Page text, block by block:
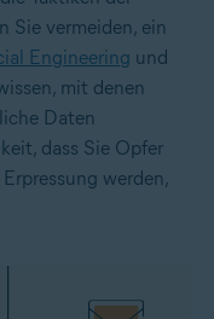
Sie vermeiden, ein
Engineering und
mit denen
Daten
dass Sie Opfer
werden,